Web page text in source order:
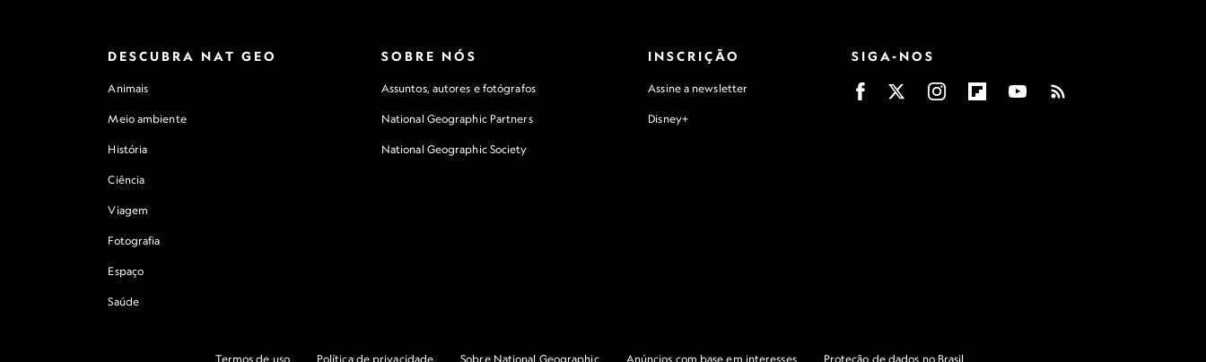
DESCUBRA NAT GEO
Animais
Meio ambiente
História
Ciência
Viagem
Fotografia
Espaço
Saúde
SOBRE NÓS
Assuntos, autores e fotógrafos
National Geographic Partners
National Geographic Society
INSCRIÇÃO
Assine a newsletter
Disney+
SIGA-NOS
Termos de uso Política de privacidade Sobre National Geographic Anúncios com base em interesses Proteção de dados no Brasil